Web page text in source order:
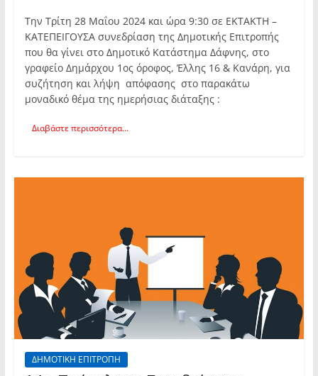
Την Τρίτη 28 Μαΐου 2024 και ώρα 9:30 σε ΕΚΤΑΚΤΗ –
ΚΑΤΕΠΕΙΓΟΥΣΑ συνεδρίαση της Δημοτικής Επιτροπής
που θα γίνει στο Δημοτικό Κατάστημα Δάφνης, στο
γραφείο Δημάρχου 1ος όροφος, Έλλης 16 & Κανάρη, για
συζήτηση και λήψη απόφασης στο παρακάτω
μοναδικό θέμα της ημερήσιας διάταξης :
Διαβάστε περισσότερα...
ΔΗΜΟΤΙΚΗ ΕΠΙΤΡΟΠΗ